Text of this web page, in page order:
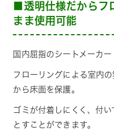
■透明仕様だからフ
まま使用可能
国内屈指のシートメーカ
フローリングによる室内
から床面を保護。
ゴミが付着しにくく、付
とすことができます。